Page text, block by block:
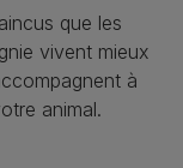
que les
vivent mieux
à
animal.​